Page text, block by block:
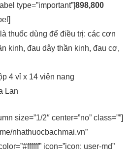
type=”important”]898,800
là thuốc dùng để điều trị: các cơn
kinh, đau dây thần kinh, đau cơ,
4 vỉ x 14 viên nang
Lan
size=”1/2″ center=”no” class=””]
nhathuocbachmai.vn”
icon=”icon: user-md”